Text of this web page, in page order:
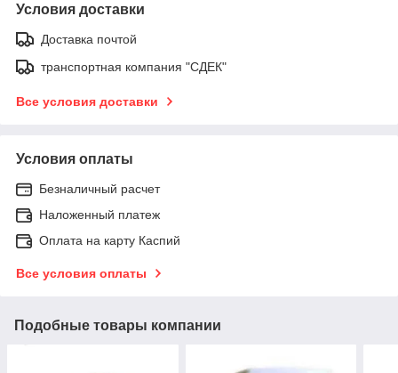
Условия доставки
Доставка почтой
транспортная компания "СДЕК"
Все условия доставки
Условия оплаты
Безналичный расчет
Наложенный платеж
Оплата на карту Каспий
Все условия оплаты
Подобные товары компании